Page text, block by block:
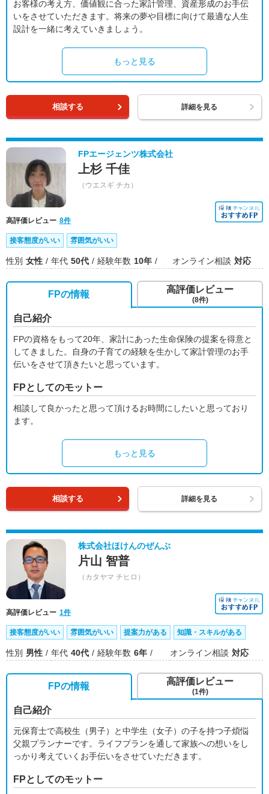
お客様の考え方、価値観に合った家計管理、資産形成のお手伝
いをさせていただきます。将来の夢や目標に向けて最適な人生
設計を一緒に考えていきましょう。
もっと見る
相談する 詳細を見る
FPエージェンツ株式会社
上杉 千佳
（ウエスギ チカ）
高評価レビュー 8件
接客態度がいい 雰囲気がいい
性別 女性 年代 50代 経験年数 10年 オンライン相談 対応
FPの情報
自己紹介
FPの資格をもって20年、家計にあった生命保険の提案を得意と
してきました。自身の子育ての経験を生かして家計管理のお手
伝いをさせて頂きたいと思っています。
FPとしてのモットー
相談して良かったと思って頂けるお時間にしたいと思っており
ます。
もっと見る
高評価レビュー
(8件)
相談する 詳細を見る
株式会社ほけんのぜんぶ
片山 智普
（カタヤマ チヒロ）
高評価レビュー 1件
接客態度がいい 雰囲気がいい 提案力がある 知識・スキルがある
性別 男性 年代 40代 経験年数 6年 オンライン相談 対応
FPの情報
自己紹介
元保育士で高校生（男子）と中学生（女子）の子を持つ子煩悩
父親プランナーです。ライフプランを通して家族への想いをし
っかり考えていくお手伝いをさせていただきます。
FPとしてのモットー
高評価レビュー
(1件)